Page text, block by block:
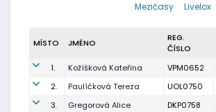
Livelox
Mezičasy
MÍSTO JMÉNO
REG.
ČÍSLO
1. Kožíšková Kateřina VPM0652
2.
Paulíčková Tereza UOL0750
3.
Gregorová Alice DKP0758